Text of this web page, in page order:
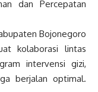
dan Percepatan
Bojonegoro
kolaborasi lintas
intervensi gizi,
berjalan optimal.